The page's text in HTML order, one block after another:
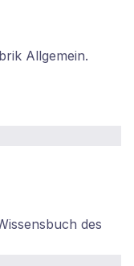
Allgemein.
des